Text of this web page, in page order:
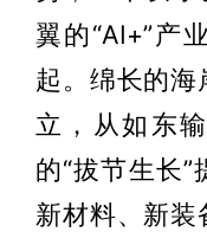
翼的“AI+”产
起。绵长的海
立，从如东
的“拔节生长”
新材料、新装